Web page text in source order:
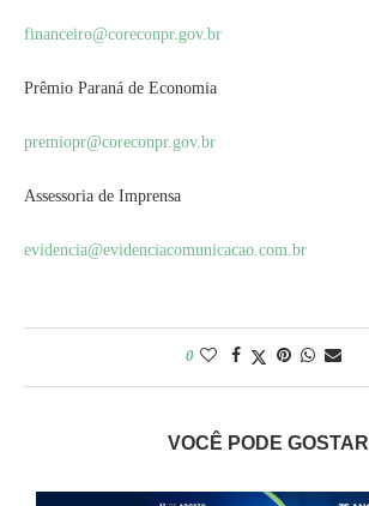
financeiro@coreconpr.gov.br
Prêmio Paraná de Economia
premiopr@coreconpr.gov.br
Assessoria de Imprensa
evidencia@evidenciacomunicacao.com.br
0
VOCÊ PODE GOSTAR